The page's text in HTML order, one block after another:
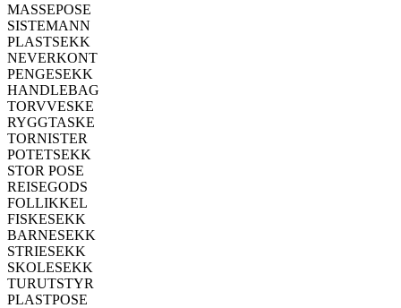
MASSEPOSE
SISTEMANN
PLASTSEKK
NEVERKONT
PENGESEKK
HANDLEBAG
TORVVESKE
RYGGTASKE
TORNISTER
POTETSEKK
STOR POSE
REISEGODS
FOLLIKKEL
FISKESEKK
BARNESEKK
STRIESEKK
SKOLESEKK
TURUTSTYR
PLASTPOSE